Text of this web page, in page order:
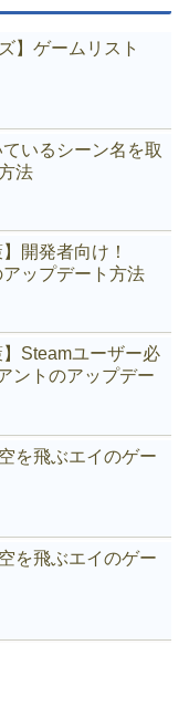
ズ】ゲームリスト
ているシーン名を取
法
開発者向け！
ップデート方法
】Steamユーザー必
ントのアップデー
を飛ぶエイのゲー
を飛ぶエイのゲー